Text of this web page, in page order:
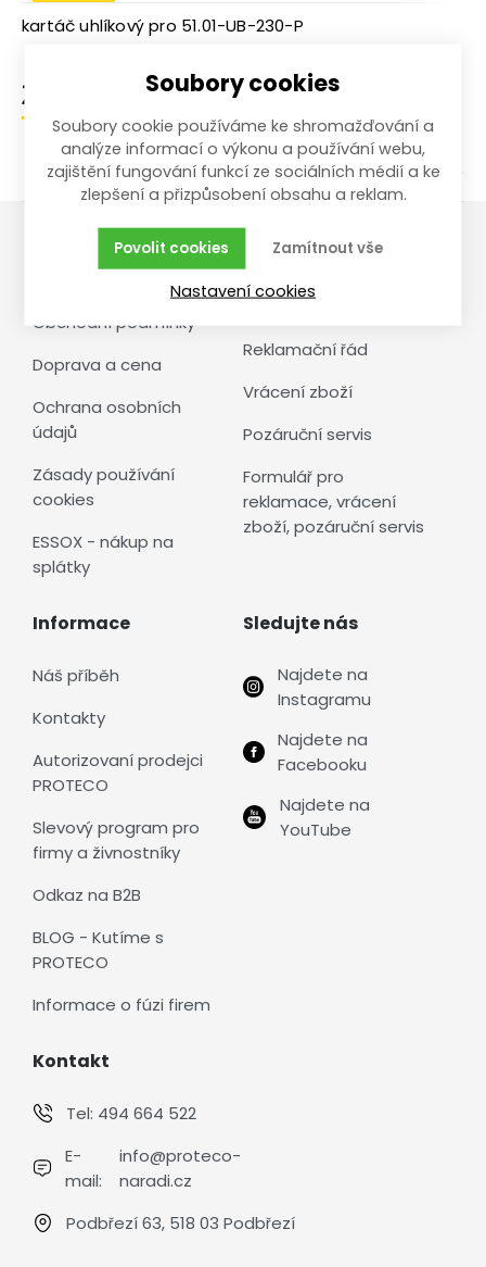
kartáč uhlíkový pro 51.01-UB-230-P
Zařazení zboží
Vše o nákupu
Obchodní podmínky
Doprava a cena
Ochrana osobních
údajů
Zásady používání
cookies
ESSOX - nákup na
splátky
Reklamace,
vrácení, servis
Reklamační řád
Vrácení zboží
Pozáruční servis
Formulář pro
reklamace, vrácení
zboží, pozáruční servis
Informace
Náš příběh
Kontakty
Autorizovaní prodejci
PROTECO
Slevový program pro
firmy a živnostníky
Odkaz na B2B
BLOG - Kutíme s
PROTECO
Informace o fúzi firem
Sledujte nás
Najdete na
Instagramu
Najdete na
Facebooku
Najdete na
YouTube
Kontakt
Tel: 494 664 522
E-
mail:
info@proteco-
naradi.cz
Podbřezí 63, 518 03 Podbřezí
Soubory cookies
Soubory cookie používáme ke shromažďování a
analýze informací o výkonu a používání webu,
zajištění fungování funkcí ze sociálních médií a ke
zlepšení a přizpůsobení obsahu a reklam.
Zamítnout vše
Povolit cookies
Nastavení cookies